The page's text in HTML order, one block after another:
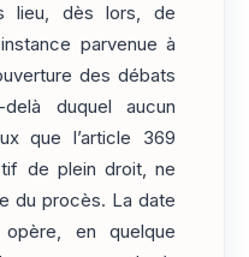
lieu, dès lors, de
parvenue à
des débats
duquel aucun
que l’article 369
de plein droit, ne
du procès. La date
en quelque